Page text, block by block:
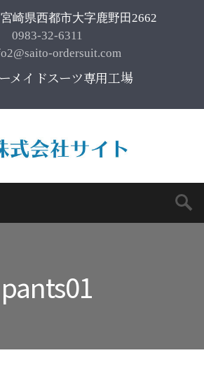
崎県西都市大字鹿野田2662
0983-32-6311
ordersuit.com
メイドスーツ専用工場
pants01